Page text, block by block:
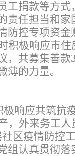
工捐款等方
责任担当和
防控专项资金
积极响应市
，共募集善
薄的力量。
响应共筑抗
，外来务工
区疫情防控
组认真贯彻